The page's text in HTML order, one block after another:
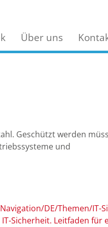
Über uns
Geschützt werden
und